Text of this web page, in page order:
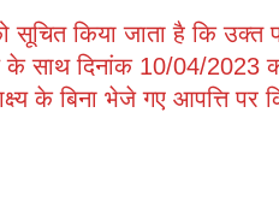
किया जाता है कि उक्त
के साथ दिनांक 10/04/2023
के बिना भेजे गए आपत्ति पर